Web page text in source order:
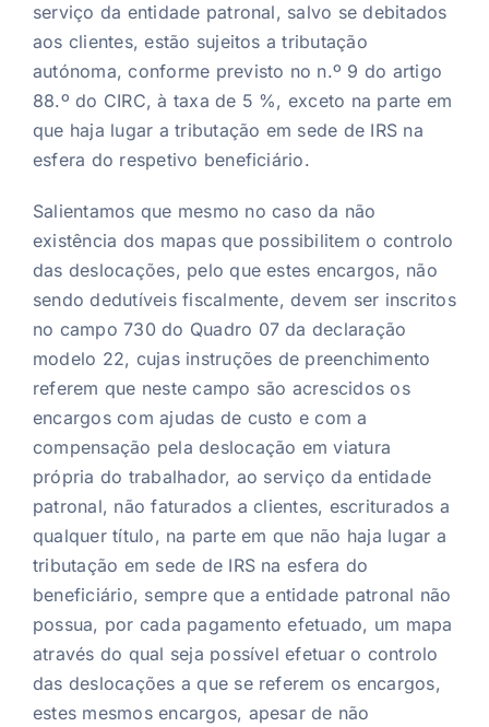
serviço da entidade patronal, salvo se debitados
aos clientes, estão sujeitos a tributação
autónoma, conforme previsto no n.º 9 do artigo
88.º do CIRC, à taxa de 5 %, exceto na parte em
que haja lugar a tributação em sede de IRS na
esfera do respetivo beneficiário.
Salientamos que mesmo no caso da não
existência dos mapas que possibilitem o controlo
das deslocações, pelo que estes encargos, não
sendo dedutíveis fiscalmente, devem ser inscritos
no campo 730 do Quadro 07 da declaração
modelo 22, cujas instruções de preenchimento
referem que neste campo são acrescidos os
encargos com ajudas de custo e com a
compensação pela deslocação em viatura
própria do trabalhador, ao serviço da entidade
patronal, não faturados a clientes, escriturados a
qualquer título, na parte em que não haja lugar a
tributação em sede de IRS na esfera do
beneficiário, sempre que a entidade patronal não
possua, por cada pagamento efetuado, um mapa
através do qual seja possível efetuar o controlo
das deslocações a que se referem os encargos,
estes mesmos encargos, apesar de não